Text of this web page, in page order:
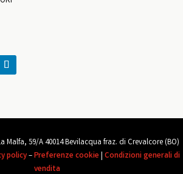
Malfa, 59/A 40014 Bevilacqua fraz. di Crevalcore (BO)
policy–Preferenze cookie Condizioni generali di
vendita